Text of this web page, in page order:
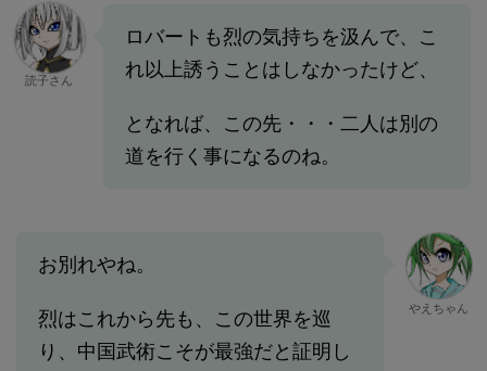
読子さん
ロバートも烈の気持ちを汲んで、こ
れ以上誘うことはしなかったけど、
となれば、この先・・・二人は別の
道を行く事になるのね。
お別れやね。
烈はこれから先も、この世界を巡
り、中国武術こそが最強だと証明し
やえちゃん